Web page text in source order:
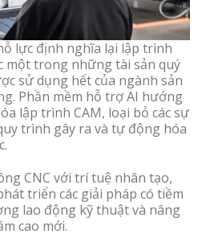
lực định nghĩa lại lập trình
một trong những tài sản quý
sử dụng hết của ngành sản
Phần mềm hỗ trợ AI hướng
lập trình CAM, loại bỏ các sự
trình gây ra và tự động hóa
CNC với trí tuệ nhân tạo,
triển các giải pháp có tiềm
lao động kỹ thuật và nâng
cao mới.